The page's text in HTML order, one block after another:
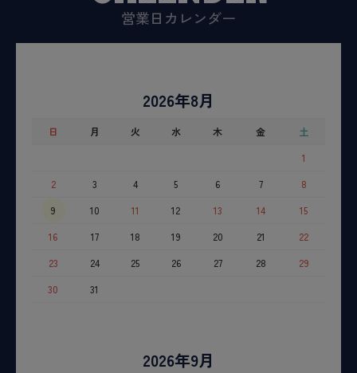
営業日カレンダー
2026年8月
日 月 火 水 木 金
土
1
2
3 4 5 6 7
8
9
10 11 12 13 14
15
16
17 18 19 20 21
22
23
24 25 26 27 28
29
30
31
2026年9月